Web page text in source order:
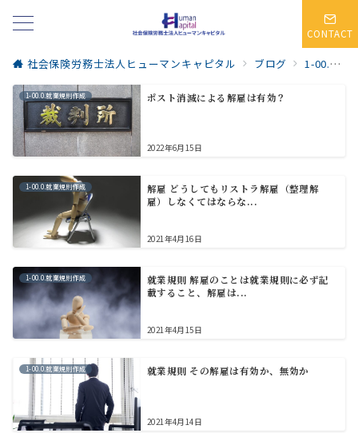
CONTACT
社会保険労務士法人ヒューマンキャピタル ブログ 1-00.0.就業規則作成
1-00.0.就業規則作成 ポスト消滅による解雇は有効？
2022年6月15日
1-00.0.就業規則作成
解雇 どうしてもリストラ解雇（整理解
雇）しなくてはならな...
2021年4月16日
1-00.0.就業規則作成
就業規則 解雇のことは就業規則に必ず記
載すること、解雇は...
2021年4月15日
1-00.0.就業規則作成 就業規則 その解雇は有効か、無効か
2021年4月14日